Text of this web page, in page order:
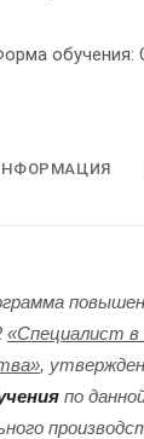
обучения:
«Специалист в
,
по